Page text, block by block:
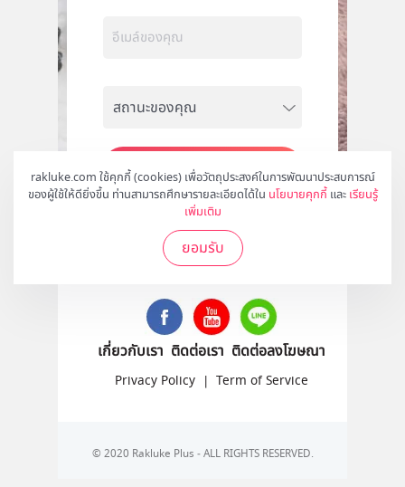
rakluke.com ใช้คุกกี้ (cookies) เพื่อวัตถุประสงค์ในการพัฒนาประสบการณ์
ของผู้ใช้ให้ดียิ่งขึ้น ท่านสามารถศึกษารายละเอียดได้ใน นโยบายคุกกี้ และ เรียนรู้
เพิ่มเติม
ยอมรับ
สมัคร
ติดตามเราได้ที่
เกี่ยวกับเรา ติดต่อเรา ติดต่อลงโฆษณา
Privacy Policy | Term of Service
© 2020 Rakluke Plus - ALL RIGHTS RESERVED.